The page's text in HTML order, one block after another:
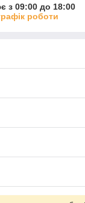
з 09:00 до 18:00
роботи